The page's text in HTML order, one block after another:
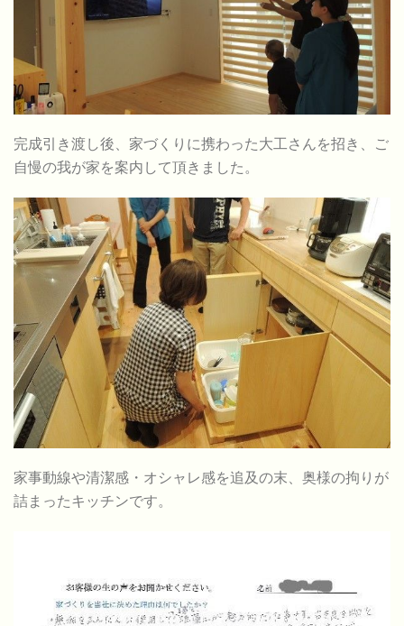
完成引き渡し後、家づくりに携わった大工さんを招き、ご
自慢の我が家を案内して頂きました。
家事動線や清潔感・オシャレ感を追及の末、奥様の拘りが
詰まったキッチンです。